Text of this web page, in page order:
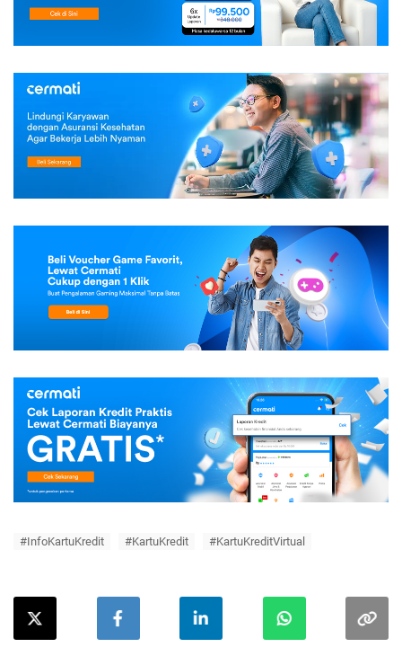
#InfoKartuKredit #KartuKredit #KartuKreditVirtual